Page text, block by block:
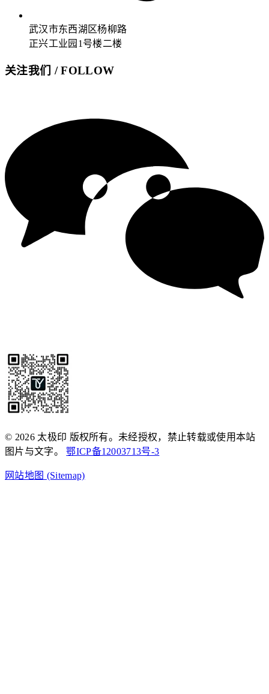
武汉市东西湖区杨柳路
正兴工业园1号楼二楼
关注我们 / FOLLOW
© 2026 太极印 版权所有。未经授权，禁止转载或使用本站
图片与文字。鄂ICP备12003713号-3
网站地图 (Sitemap)